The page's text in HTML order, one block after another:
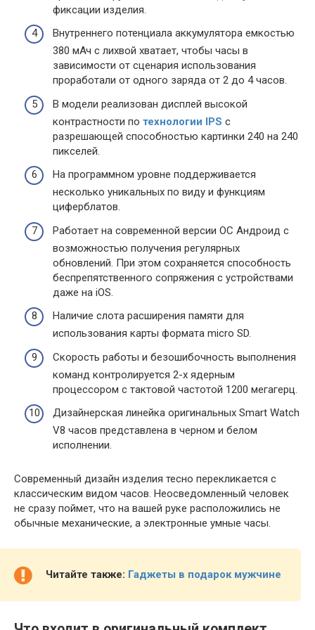
фиксации изделия.
Внутреннего потенциала аккумулятора емкостью
380 мАч с лихвой хватает, чтобы часы в
зависимости от сценария использования
проработали от одного заряда от 2 до 4 часов.
В модели реализован дисплей высокой
контрастности по технологии IPS с
разрешающей способностью картинки 240 на 240
пикселей.
На программном уровне поддерживается
несколько уникальных по виду и функциям
циферблатов.
Работает на современной версии ОС Андроид с
возможностью получения регулярных
обновлений. При этом сохраняется способность
беспрепятственного сопряжения с устройствами
даже на iOS.
Наличие слота расширения памяти для
использования карты формата micro SD.
Скорость работы и безошибочность выполнения
команд контролируется 2-х ядерным
процессором с тактовой частотой 1200 мегагерц.
Дизайнерская линейка оригинальных Smart Watch
V8 часов представлена в черном и белом
исполнении.
Современный дизайн изделия тесно перекликается с
классическим видом часов. Неосведомленный человек
не сразу поймет, что на вашей руке расположились не
обычные механические, а электронные умные часы.
Читайте также: Гаджеты в подарок мужчине